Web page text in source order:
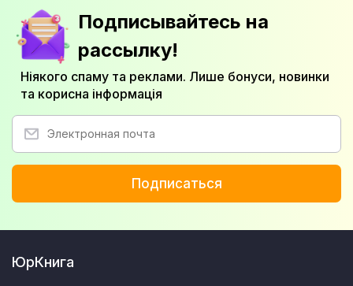
Подписывайтесь на
рассылку!
Ніякого спаму та реклами. Лише бонуси, новинки
та корисна інформація
Подписаться
ЮрКнига